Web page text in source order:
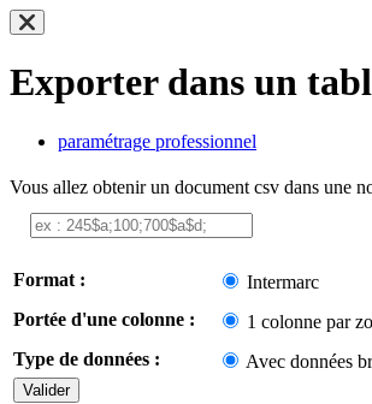
Exporter dans un
paramétrage professionnel
Vous allez obtenir un document csv dans une
Format : Intermarc
Portée d'une colonne :
1 colonne par
Type de données :
Avec données